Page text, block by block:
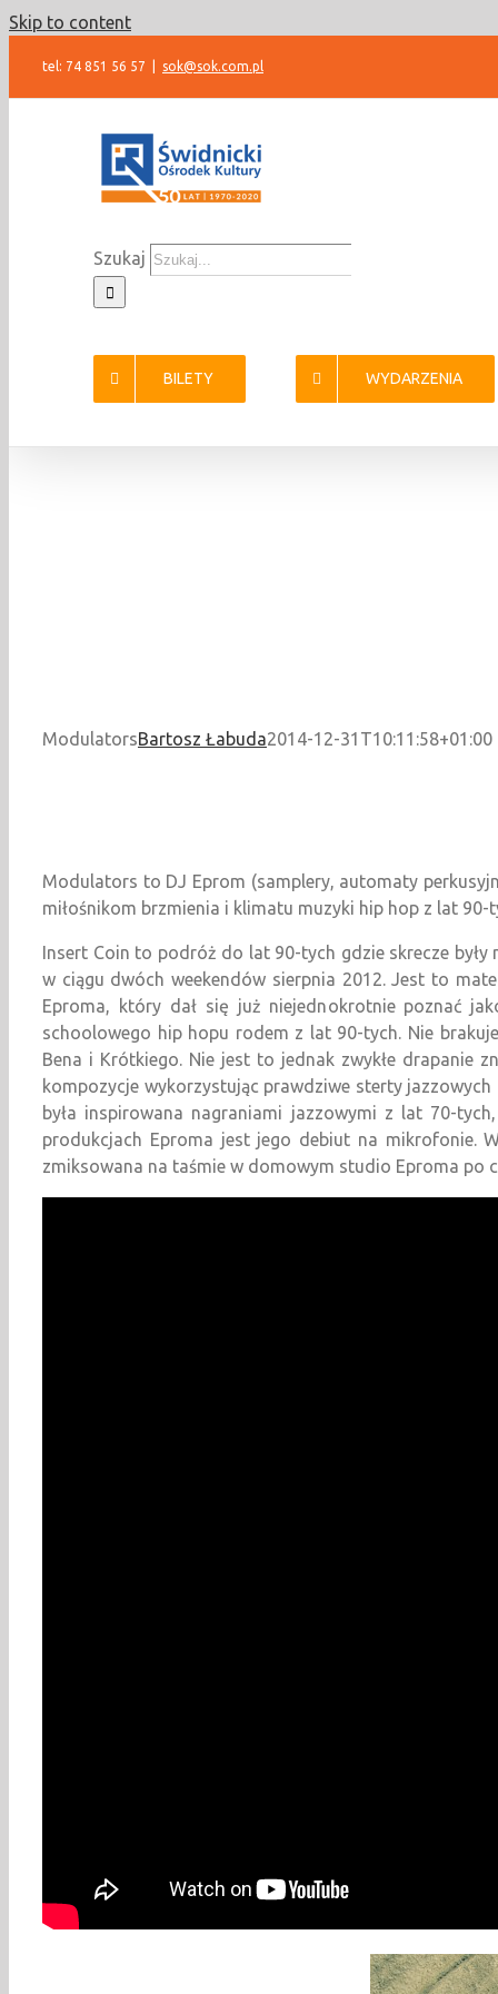
Skip to content
tel: 74 851 56 57 sok@sok.com.pl
Szukaj
BILETY WYDARZENIA
ModulatorsBartosz Łabuda2014-12-31T10:11:58+01:00
Modulators to DJ Eprom (samplery, automaty
miłośnikom brzmienia i klimatu muzyki hip hop z lat 90-
Insert Coin to podróż do lat 90-tych gdzie skrecze były
w ciągu dwóch weekendów sierpnia 2012. Jest to
Eproma, który dał się już niejednokrotnie poznać
schoolowego hip hopu rodem z lat 90-tych. Nie
Bena i Krótkiego. Nie jest to jednak zwykłe drapanie
kompozycje wykorzystując prawdziwe sterty
była inspirowana nagraniami jazzowymi z lat 70-
produkcjach Eproma jest jego debiut na mikrofonie.
zmiksowana na taśmie w domowym studio Eproma po